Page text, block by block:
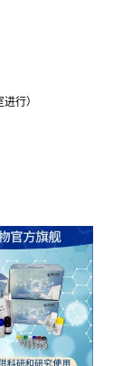
行）